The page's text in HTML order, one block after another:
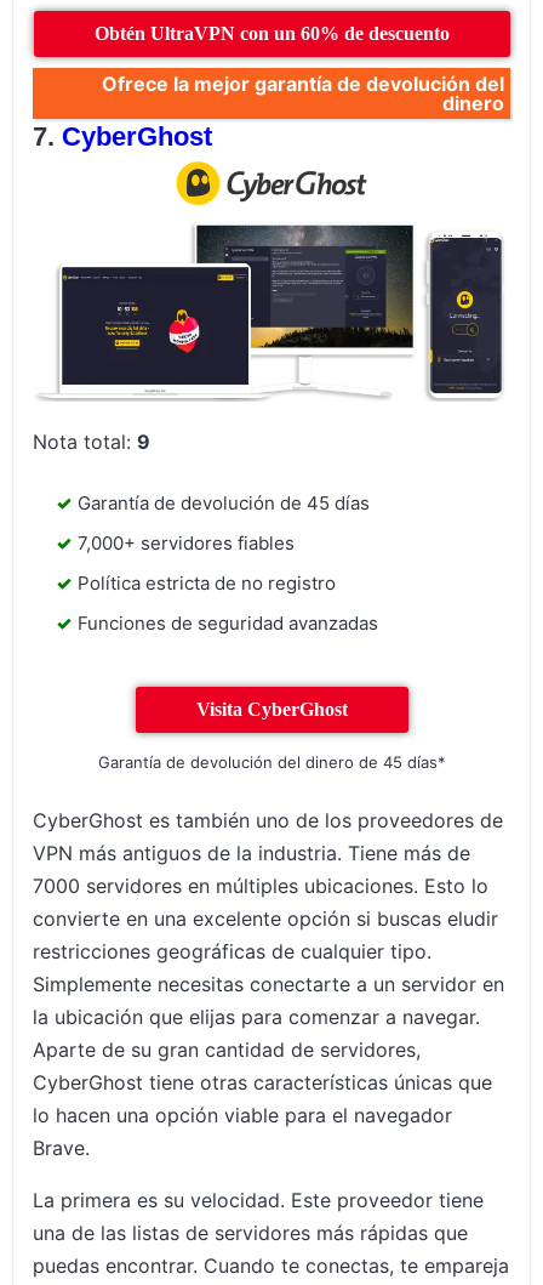
Obtén UltraVPN con un 60% de descuento
Ofrece la mejor garantía de devolución del
dinero
CyberGhost
Nota total:9
Garantía de devolución de 45 días
7,000+ servidores fiables
Política estricta de no registro
Funciones de seguridad avanzadas
Visita CyberGhost
Garantía de devolución del dinero de 45 días*
CyberGhost es también uno de los proveedores de
VPN más antiguos de la industria. Tiene más de
7000 servidores en múltiples ubicaciones. Esto lo
convierte en una excelente opción si buscas eludir
restricciones geográficas de cualquier tipo.
Simplemente necesitas conectarte a un servidor en
la ubicación que elijas para comenzar a navegar.
Aparte de su gran cantidad de servidores,
CyberGhost tiene otras características únicas que
lo hacen una opción viable para el navegador
Brave.
La primera es su velocidad. Este proveedor tiene
una de las listas de servidores más rápidas que
puedas encontrar. Cuando te conectas, te empareja